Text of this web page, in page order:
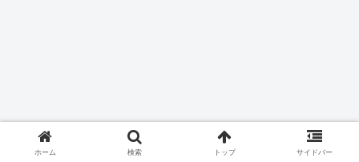
ホーム 検索 トップ サイドバー